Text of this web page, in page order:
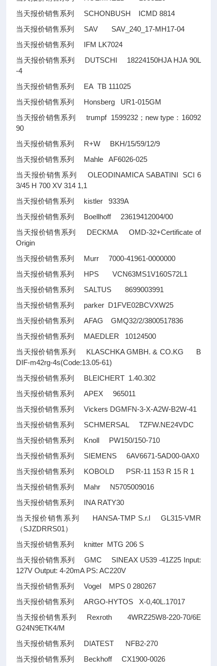
当天报价销售系列 SCHONBUSH ICMD 8814
当天报价销售系列 SAV SAV_240_17-MH17-04
当天报价销售系列 IFM LK7024
当天报价销售系列 DUTSCHI 18224150HJA HJA 90L
-4
当天报价销售系列 EA TB 111025
当天报价销售系列 Honsberg UR1-015GM
当天报价销售系列 trumpf 1599232；new type：16092
90
当天报价销售系列 R+W BKH/15/59/12/9
当天报价销售系列 Mahle AF6026-025
当天报价销售系列 OLEODINAMICA SABATINI SCI 6
3/45 H 700 XV 314 1,1
当天报价销售系列 kistler 9339A
当天报价销售系列 Boellhoff 23619412004/00
当天报价销售系列 DECKMA OMD-32+Certificate of
Origin
当天报价销售系列 Murr 7000-41961-0000000
当天报价销售系列 HPS VCN63MS1V160S72L1
当天报价销售系列 SALTUS 8699003991
当天报价销售系列 parker D1FVE02BCVXW25
当天报价销售系列 AFAG GMQ32/2/3800517836
当天报价销售系列 MAEDLER 10124500
当天报价销售系列 KLASCHKA GMBH. & CO.KG B
DIF-m42rg-4s(Code:13.05-61)
当天报价销售系列 BLEICHERT 1.40.302
当天报价销售系列 APEX 965011
当天报价销售系列 Vickers DGMFN-3-X-A2W-B2W-41
当天报价销售系列 SCHMERSAL TZFW.NE24VDC
当天报价销售系列 Knoll PW150/150-710
当天报价销售系列 SIEMENS 6AV6671-5AD00-0AX0
当天报价销售系列 KOBOLD PSR-11 153 R 15 R 1
当天报价销售系列 Mahr N5705009016
当天报价销售系列 INA RATY30
当天报价销售系列 HANSA-TMP S.r.l GL315-VMR
（SJZDRRS01）
当天报价销售系列 knitter MTG 206 S
当天报价销售系列 GMC SINEAX U539 -41Z25 Input:
127V Output: 4-20mA PS: AC220V
当天报价销售系列 Vogel MPS 0 280267
当天报价销售系列 ARGO-HYTOS X-0,40L.17017
当天报价销售系列 Rexroth 4WRZ25W8-220-70/6E
G24N9ETK4/M
当天报价销售系列 DIATEST NFB2-270
当天报价销售系列 Beckhoff CX1900-0026